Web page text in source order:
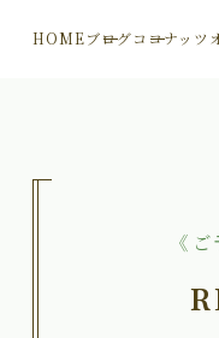
HOMEブログココナッ
《